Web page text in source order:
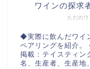
ただのワ
ワインの探
◆実際に飲んだワイ
ペアリングを紹介
掲載：テイスティン
名、生産者、生産地